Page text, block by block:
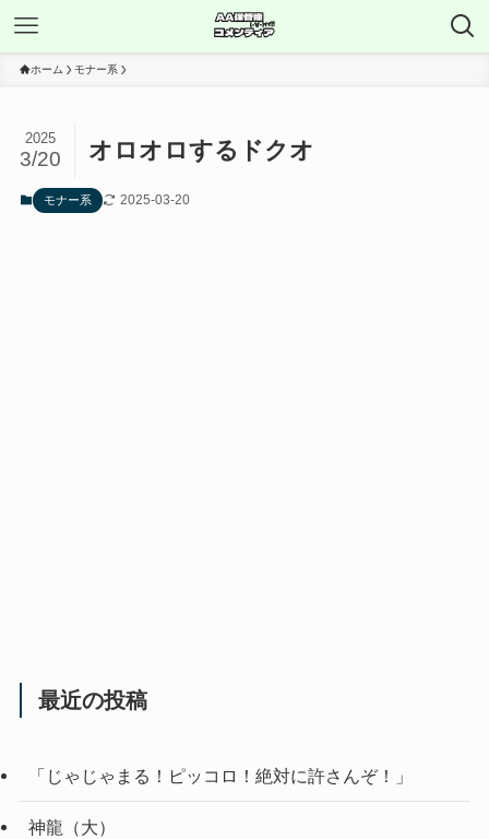
ホーム モナー系
オロオロするドクオ
2025
3/20
モナー系 2025-03-20
最近の投稿
「じゃじゃまる！ピッコロ！絶対に許さんぞ！」
神龍（大）